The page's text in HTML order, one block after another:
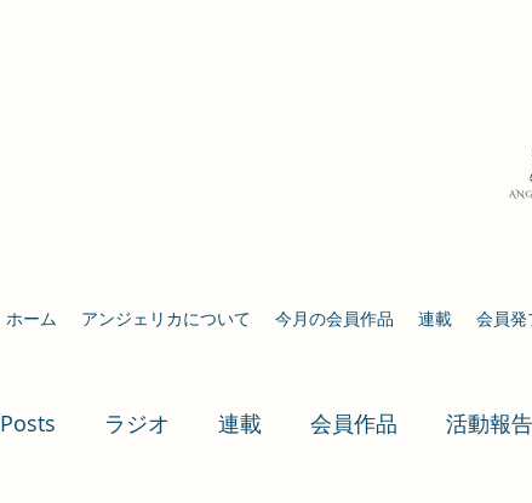
ホーム アンジェリカについて 今月の会員作品 連載 会員発
ラジオ 連載 会員作品 活動報告